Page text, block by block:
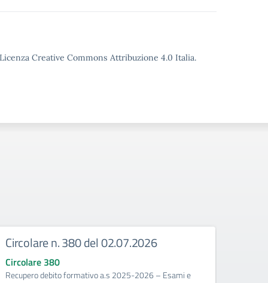
Creative Commons Attribuzione 4.0 Italia.
Circolare n. 380 del 02.07.2026
Circolare 380
Recupero debito formativo a.s 2025-2026 – Esami e